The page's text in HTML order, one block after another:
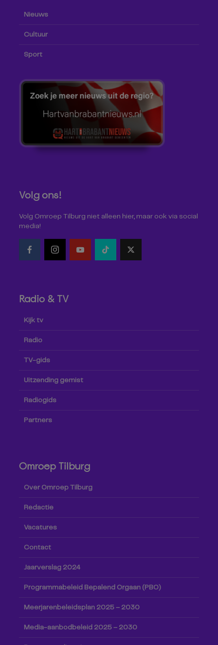
Nieuws
Cultuur
Sport
Volg ons!
Volg Omroep Tilburg niet alleen hier, maar ook via social
media!
Radio & TV
Kijk tv
Radio
TV-gids
Uitzending gemist
Radiogids
Partners
Omroep Tilburg
Over Omroep Tilburg
Redactie
Vacatures
Contact
Jaarverslag 2024
Programmabeleid Bepalend Orgaan (PBO)
Meerjarenbeleidsplan 2025 – 2030
Media-aanbodbeleid 2025 – 2030